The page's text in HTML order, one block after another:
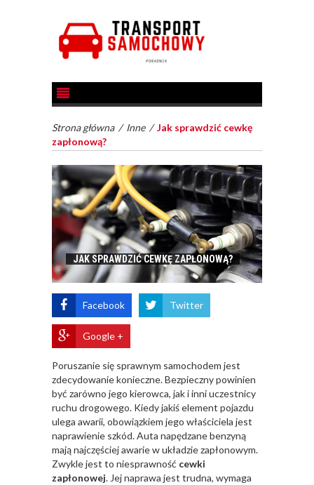
Strona główna / Inne /Jak sprawdzić cewkę
zapłonową?
JAK SPRAWDZIĆ CEWKĘ ZAPŁONOWĄ?
Facebook Twitter
Google +
​Poruszanie się sprawnym samochodem jest
zdecydowanie konieczne. Bezpieczny powinien
być zarówno jego kierowca, jak i inni uczestnicy
ruchu drogowego. Kiedy jakiś element pojazdu
ulega awarii, obowiązkiem jego właściciela jest
naprawienie szkód. Auta napędzane benzyną
mają najczęściej awarie w układzie zapłonowym.
Zwykle jest to niesprawność cewki
zapłonowej. Jej naprawa jest trudna, wymaga